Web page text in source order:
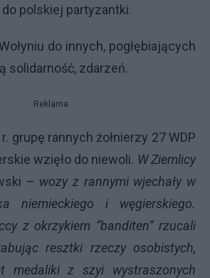
polskiej partyzantki.
do innych, pogłębiających
solidarność, zdarzeń.
Reklama
grupę rannych żołnierzy 27 WDP
wzięło do niewoli. W Ziemlicy
– wozy z rannymi wjechały w
niemieckiego i węgierskiego.
z okrzykiem “banditen” rzucali
resztki rzeczy osobistych,
medaliki z szyi wystraszonych